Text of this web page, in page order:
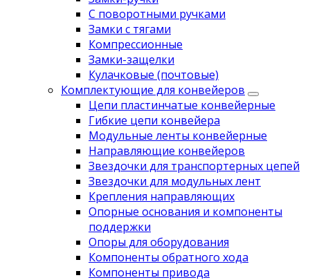
С поворотными ручками
Замки с тягами
Компрессионные
Замки-защелки
Кулачковые (почтовые)
Комплектующие для конвейеров
Цепи пластинчатые конвейерные
Гибкие цепи конвейера
Модульные ленты конвейерные
Направляющие конвейеров
Звездочки для транспортерных цепей
Звездочки для модульных лент
Крепления направляющих
Опорные основания и компоненты
поддержки
Опоры для оборудования
Компоненты обратного хода
Компоненты привода